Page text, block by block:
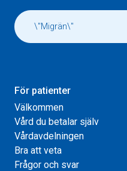
För patienter
Välkommen
Vård du betalar själv
Vårdavdelningen
Bra att veta
Frågor och svar